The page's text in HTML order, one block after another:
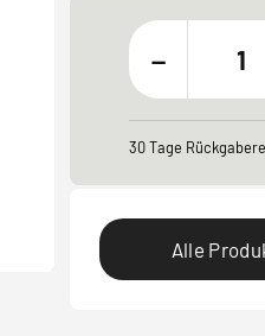
-
30 Tage
Alle